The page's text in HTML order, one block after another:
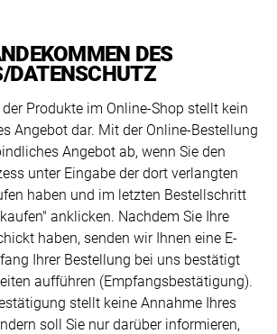
DES
DATENSCHUTZ
Produkte im Online-Shop stellt kein
Angebot dar. Mit der Online-Bestellung
Angebot ab, wenn Sie den
unter Eingabe der dort verlangten
haben und im letzten Bestellschritt
anklicken. Nachdem Sie Ihre
haben, senden wir Ihnen eine E-
Ihrer Bestellung bei uns bestätigt
aufführen (Empfangsbestätigung).
stellt keine Annahme Ihres
soll Sie nur darüber informieren,